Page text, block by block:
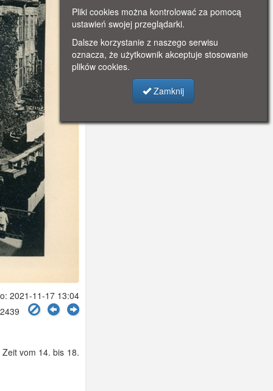
2021-11-17 13:04
vom 14. bis 18.
Pliki cookies można kontrolować za pomocą
ustawień swojej przeglądarki.
Dalsze korzystanie z naszego serwisu
oznacza, że użytkownik akceptuje stosowanie
plików cookies.
Zamknij